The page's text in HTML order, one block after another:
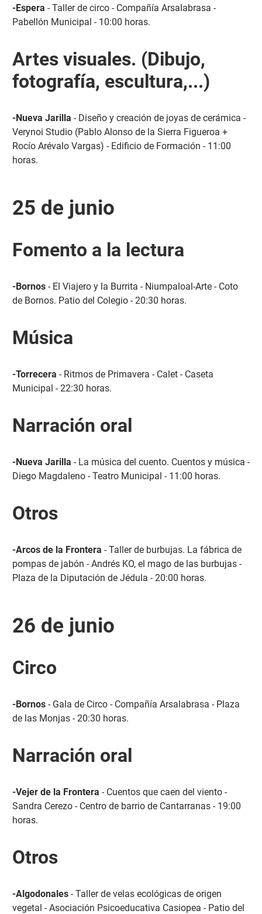
-Espera - Taller de circo - Compañía Arsalabrasa -
Pabellón Municipal - 10:00 horas.
Artes visuales. (Dibujo,
fotografía, escultura,...)
-Nueva Jarilla - Diseño y creación de joyas de cerámica -
Verynoi Studio (Pablo Alonso de la Sierra Figueroa +
Rocío Arévalo Vargas) - Edificio de Formación - 11:00
horas.
25 de junio
Fomento a la lectura
-Bornos- El Viajero y la Burrita - Niumpaloal-Arte - Coto
de Bornos. Patio del Colegio - 20:30 horas.
Música
-Torrecera - Ritmos de Primavera - Calet - Caseta
Municipal - 22:30 horas.
Narración oral
-Nueva Jarilla - La música del cuento. Cuentos y música -
Diego Magdaleno - Teatro Municipal - 11:00 horas.
Otros
-Arcos de la Frontera - Taller de burbujas. La fábrica de
pompas de jabón - Andrés KO, el mago de las burbujas -
Plaza de la Diputación de Jédula - 20:00 horas.
26 de junio
Circo
-Bornos- Gala de Circo - Compañía Arsalabrasa - Plaza
de las Monjas - 20:30 horas.
Narración oral
-Vejer de la Frontera - Cuentos que caen del viento -
Sandra Cerezo - Centro de barrio de Cantarranas - 19:00
horas.
Otros
-Algodonales- Taller de velas ecológicas de origen
vegetal - Asociación Psicoeducativa Casiopea - Patio del